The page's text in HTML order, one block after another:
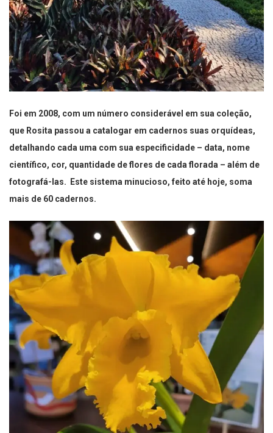
Foi em 2008, com um número considerável em sua coleção,
que Rosita passou a catalogar em cadernos suas orquídeas,
detalhando cada uma com sua especificidade – data, nome
científico, cor, quantidade de flores de cada florada – além de
fotografá-las. Este sistema minucioso, feito até hoje, soma
mais de 60 cadernos.